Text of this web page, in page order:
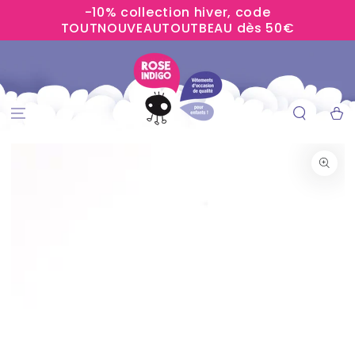
-10% collection hiver, code
TOUTNOUVEAUTOUTBEAU dès 50€
Panier